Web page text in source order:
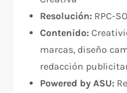
Resolución: RPC-
Contenido:
marcas, diseño
redacción
Powered by ASU: